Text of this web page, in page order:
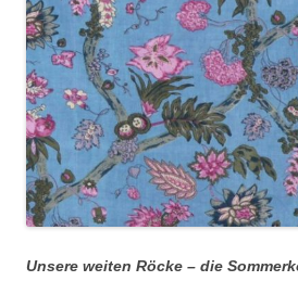
Unsere weiten Röcke – die